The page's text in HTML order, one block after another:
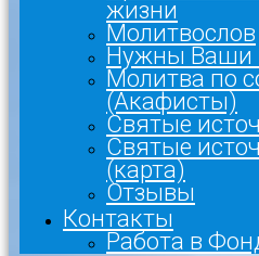
жизни
Молитвослов
Нужны Ваши
Молитва по
(Акафисты)
Святые
Святые
(карта)
Отзывы
Контакты
Работа в